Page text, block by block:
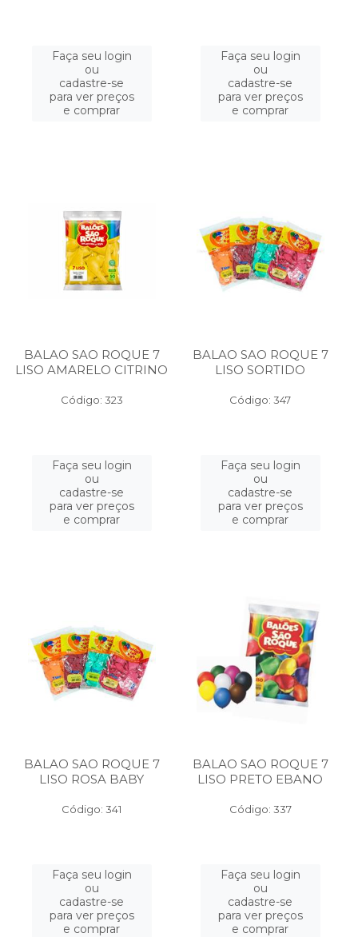
Faça seu login
ou
cadastre-se
para ver preços
e comprar
Faça seu login
ou
cadastre-se
para ver preços
e comprar
BALAO SAO ROQUE 7
LISO AMARELO CITRINO
Código: 323
Faça seu login
ou
cadastre-se
para ver preços
e comprar
BALAO SAO ROQUE 7
LISO SORTIDO
Código: 347
Faça seu login
ou
cadastre-se
para ver preços
e comprar
BALAO SAO ROQUE 7
LISO ROSA BABY
Código: 341
Faça seu login
ou
cadastre-se
para ver preços
e comprar
BALAO SAO ROQUE 7
LISO PRETO EBANO
Código: 337
Faça seu login
ou
cadastre-se
para ver preços
e comprar